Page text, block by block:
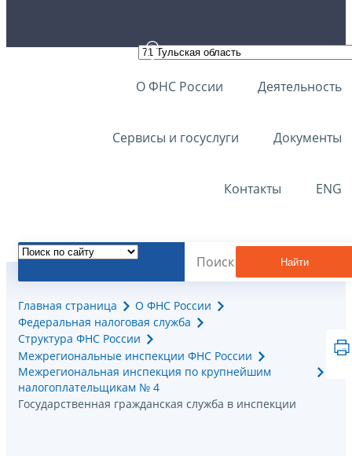
О ФНС России Деятельность
Сервисы и госуслуги Документы
Контакты ENG
Найти
Главная страница
О ФНС России
Федеральная налоговая служба
Структура ФНС России
Межрегиональные инспекции ФНС России
Межрегиональная инспекция по крупнейшим
налогоплательщикам № 4
Государственная гражданская служба в инспекции